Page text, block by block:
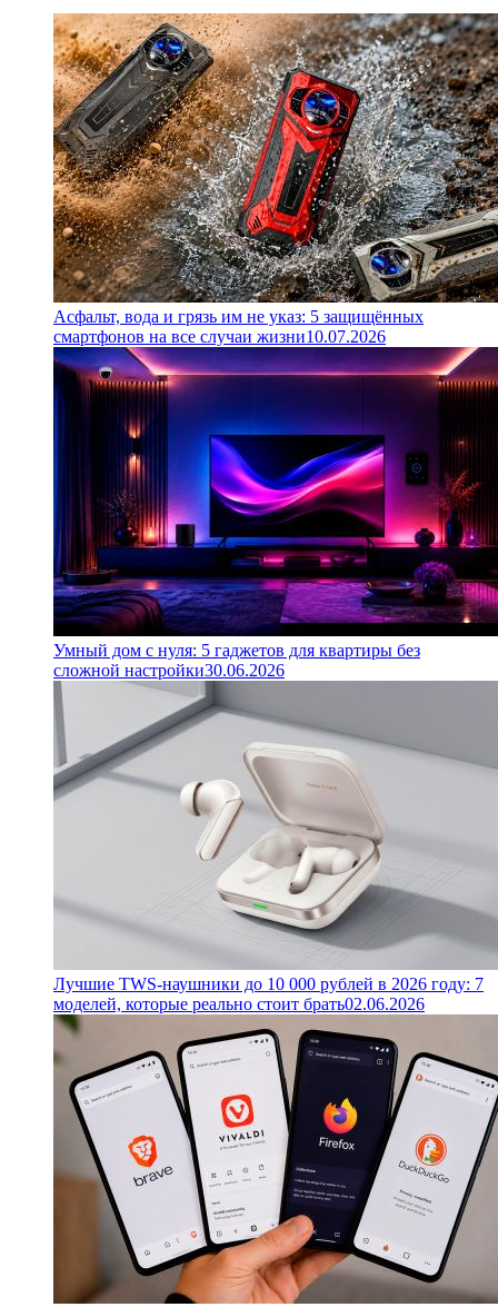
Асфальт, вода и грязь им не указ: 5 защищённых
смартфонов на все случаи жизни10.07.2026
Умный дом с нуля: 5 гаджетов для квартиры без
сложной настройки30.06.2026
Лучшие TWS-наушники до 10 000 рублей в 2026 году: 7
моделей, которые реально стоит брать02.06.2026